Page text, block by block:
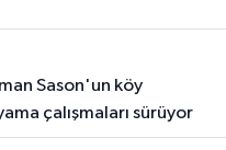
çalışmaları sürüyor